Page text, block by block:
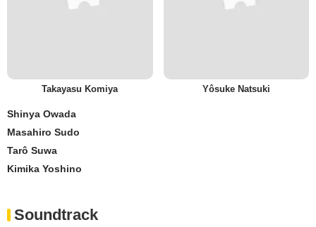
Takayasu Komiya Yôsuke Natsuki
Shinya Owada
Masahiro Sudo
Tarô Suwa
Kimika Yoshino
Soundtrack